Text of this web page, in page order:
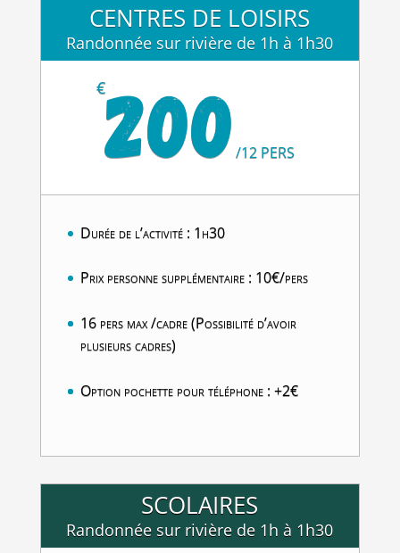
CENTRES DE LOISIRS
Randonnée sur rivière de 1h à 1h30
€200 /12 PERS
Durée de l’activité : 1h30
Prix personne supplémentaire : 10€/pers
16 pers max /cadre (Possibilité d’avoir
plusieurs cadres)
Option pochette pour téléphone : +2€
SCOLAIRES
Randonnée sur rivière de 1h à 1h30